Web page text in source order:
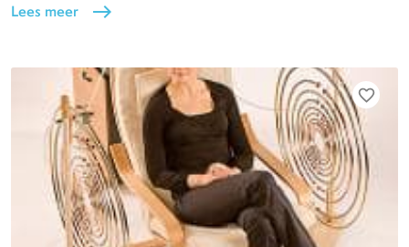
Lees meer east
favorite_border